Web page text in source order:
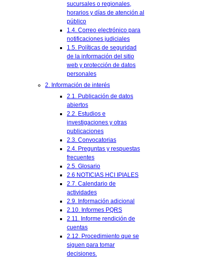
sucursales o regionales,
horarios y días de atención al
público
1.4. Correo electrónico para
notificaciones judiciales
1.5. Políticas de seguridad
de la información del sitio
web y protección de datos
personales
2. Información de interés
2.1. Publicación de datos
abiertos
2.2. Estudios e
investigaciones y otras
publicaciones
2.3. Convocatorias
2.4. Preguntas y respuestas
frecuentes
2.5. Glosario
2.6 NOTICIAS HCI IPIALES
2.7. Calendario de
actividades
2.9. Información adicional
2.10. Informes PQRS
2.11. Informe rendición de
cuentas
2.12. Procedimiento que se
siguen para tomar
decisiones.